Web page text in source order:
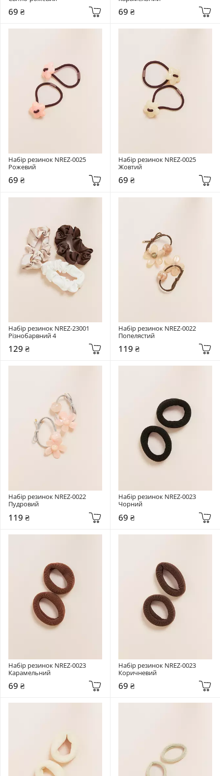
69 ₴ 69 ₴
Набір резинок NREZ-0025
Рожевий
69 ₴
Набір резинок NREZ-0025
Жовтий
69 ₴
Набір резинок NREZ-23001
Різнобарвний 4
129 ₴
Набір резинок NREZ-0022
Попелястий
119 ₴
Набір резинок NREZ-0022
Пудровий
119 ₴
Набір резинок NREZ-0023
Чорний
69 ₴
Набір резинок NREZ-0023
Карамельний
69 ₴
Набір резинок NREZ-0023
Коричневий
69 ₴